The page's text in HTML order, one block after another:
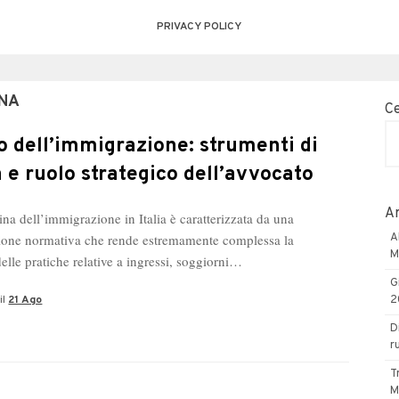
PRIVACY POLICY
dell’immigrazione: strumenti di
ruolo strategico dell’avvocato
dell’immigrazione in Italia è caratterizzata da una
normativa che rende estremamente complessa la
pratiche relative a ingressi, soggiorni…
21 Ago